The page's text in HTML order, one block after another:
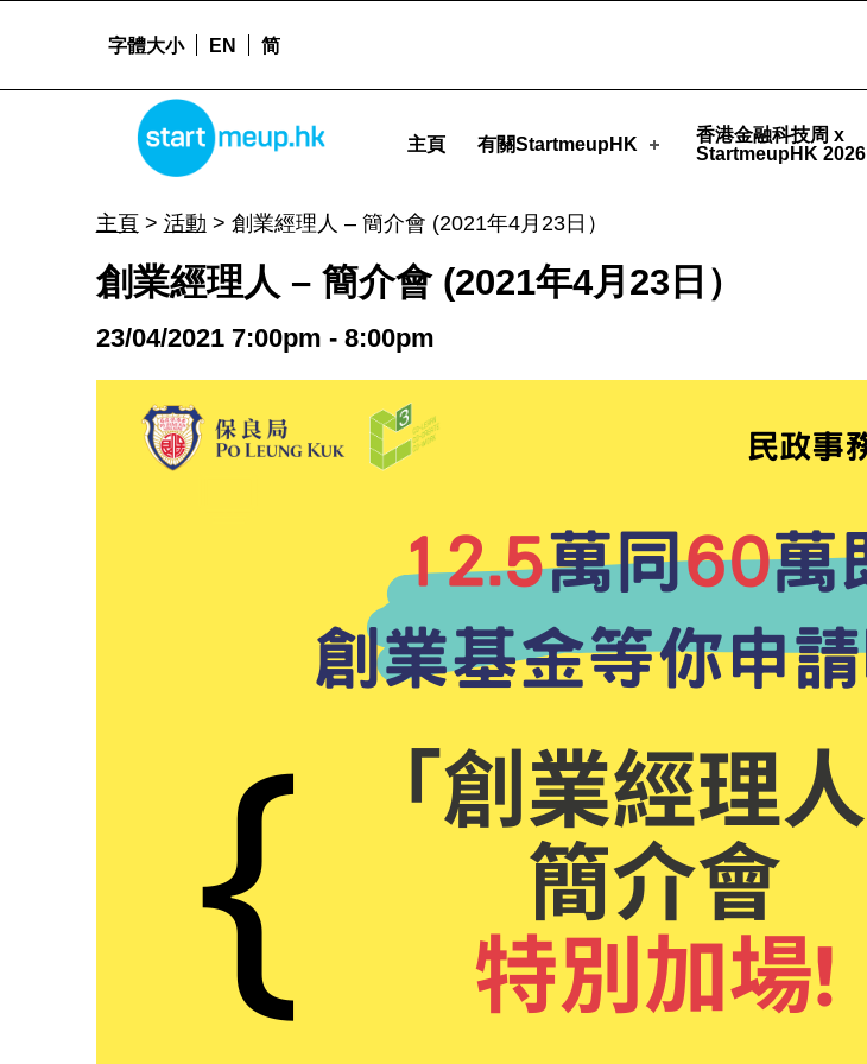
STARTMEUPHK
主頁 有關StartmeupHK
香港金融科技周 x
StartmeupHK 2026
字體大小 EN 简
主頁> 活動 > 創業經理人 – 簡介會 (2021年4月23日）
創業經理人 – 簡介會 (2021年4月23日）
23/04/2021 7:00pm - 8:00pm